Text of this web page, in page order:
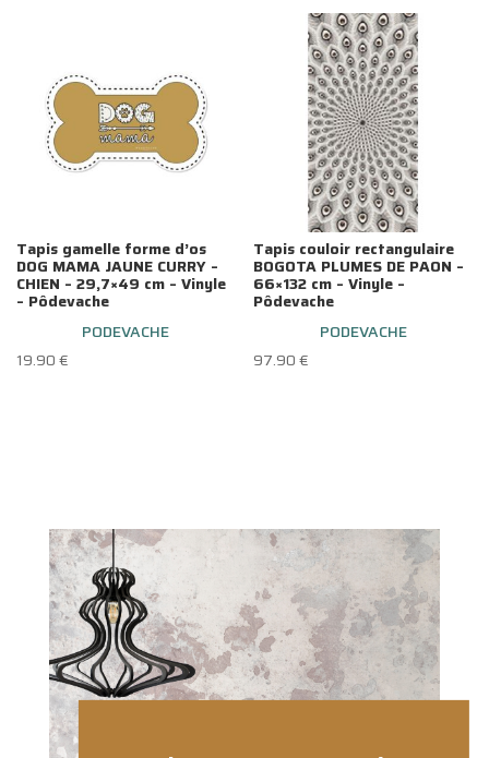
Tapis gamelle forme d’os
DOG MAMA JAUNE CURRY –
CHIEN – 29,7×49 cm – Vinyle
– Pôdevache
PODEVACHE
19.90€
Tapis couloir rectangulaire
BOGOTA PLUMES DE PAON –
66×132 cm – Vinyle –
Pôdevache
PODEVACHE
97.90€